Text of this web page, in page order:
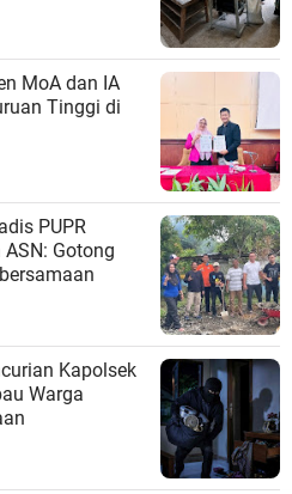
MoA dan IA
Tinggi di
PUPR
Gotong
Kapolsek
Warga